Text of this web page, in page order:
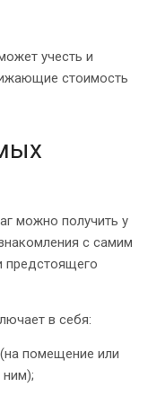
учесть и
стоимость
можно получить у
с самим
предстоящего
в себя:
помещение или